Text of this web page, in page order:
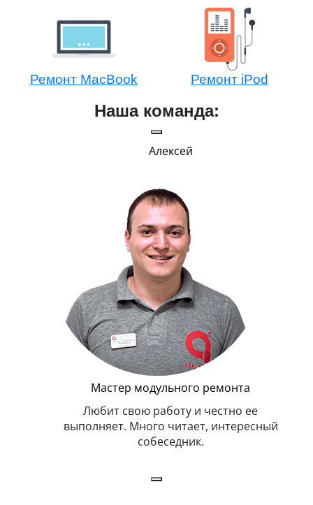
Ремонт MacBook Ремонт iPod
Наша команда:
Алексей
Мастер модульного ремонта
Любит свою работу и честно ее
выполняет. Много читает, интересный
собеседник.